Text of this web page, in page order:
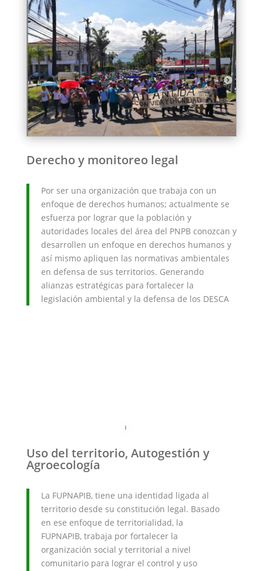
Derecho y monitoreo legal
Por ser una organización que trabaja con un
enfoque de derechos humanos; actualmente se
esfuerza por lograr que la población y
autoridades locales del área del PNPB conozcan y
desarrollen un enfoque en derechos humanos y
así mismo apliquen las normativas ambientales
en defensa de sus territorios. Generando
alianzas estratégicas para fortalecer la
legislación ambiental y la defensa de los DESCA
Uso del territorio, Autogestión y
Agroecología
La FUPNAPIB, tiene una identidad ligada al
territorio desde su constitución legal. Basado
en ese enfoque de territorialidad, la
FUPNAPIB, trabaja por fortalecer la
organización social y territorial a nivel
comunitario para lograr el control y uso